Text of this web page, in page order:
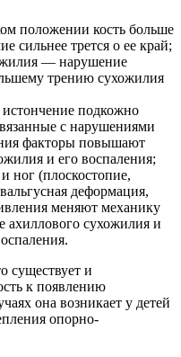
положении кость больше
сильнее трется о ее край;
— нарушение
трению сухожилия
подкожно
с нарушениями
факторы повышают
и его воспаления;
ног (плоскостопие,
деформация,
меняют механику
ахиллового сухожилия и
существует и
к появлению
она возникает у детей
опорно-